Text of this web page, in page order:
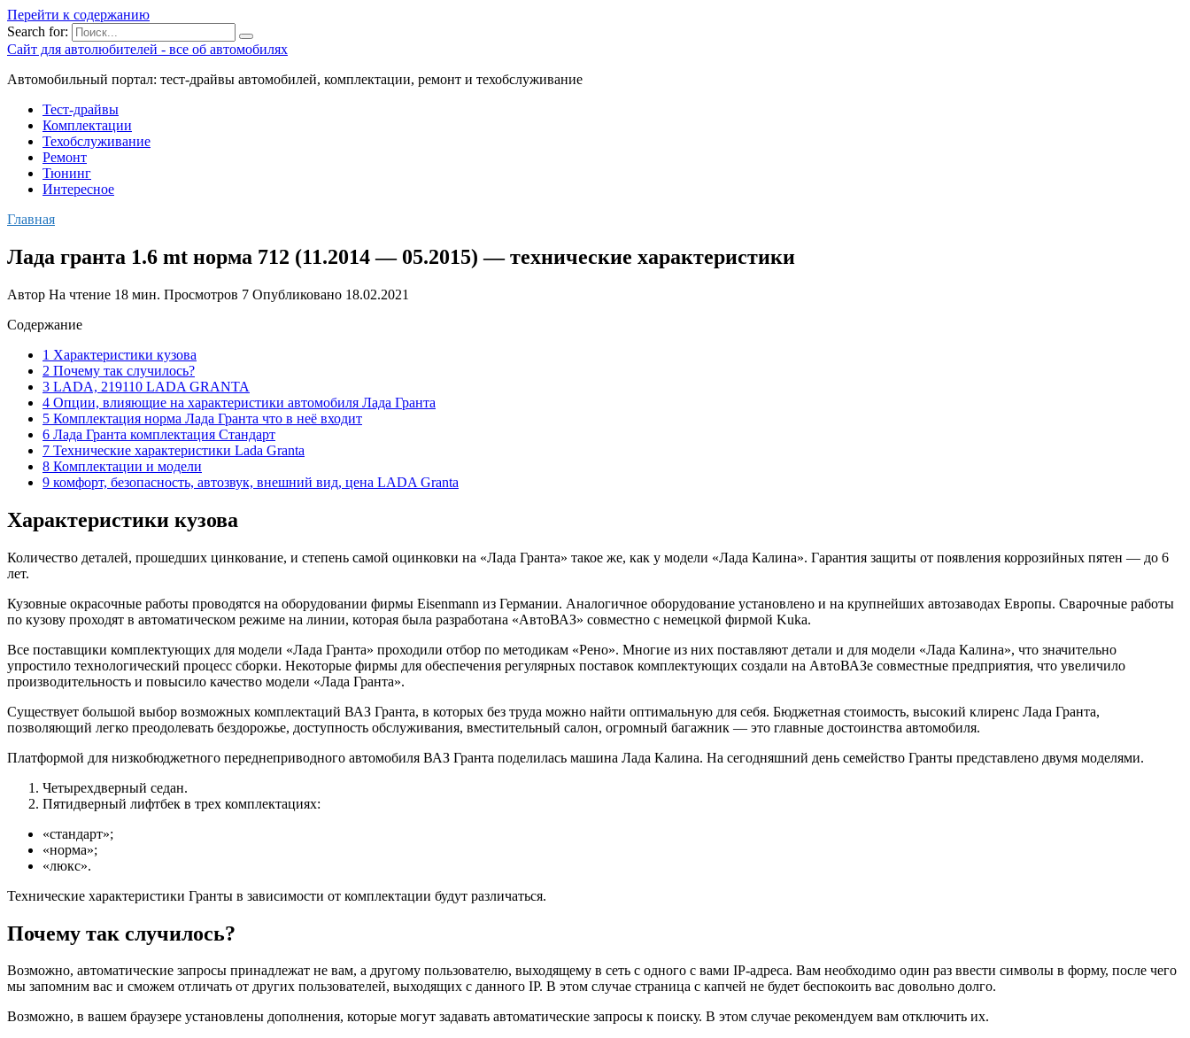
Перейти к содержанию
Search for:
Сайт для автолюбителей - все об автомобилях
Автомобильный портал: тест-драйвы автомобилей, комплектации, ремонт и техобслуживание
Тест-драйвы
Комплектации
Техобслуживание
Ремонт
Тюнинг
Интересное
Главная
Лада гранта 1.6 mt норма 712 (11.2014 — 05.2015) — технические характеристики
Автор На чтение 18 мин. Просмотров 7 Опубликовано 18.02.2021
Содержание
1 Характеристики кузова
2 Почему так случилось?
3 LADA, 219110 LADA GRANTA
4 Опции, влияющие на характеристики автомобиля Лада Гранта
5 Комплектация норма Лада Гранта что в неё входит
6 Лада Гранта комплектация Стандарт
7 Технические характеристики Lada Granta
8 Комплектации и модели
9 комфорт, безопасность, автозвук, внешний вид, цена LADA Granta
Характеристики кузова
Количество деталей, прошедших цинкование, и степень самой оцинковки на «Лада Гранта» такое же, как у модели «Лада Калина». Гарантия защиты от появления коррозийных пятен — до 6
лет.
Кузовные окрасочные работы проводятся на оборудовании фирмы Eisenmann из Германии. Аналогичное оборудование установлено и на крупнейших автозаводах Европы. Сварочные работы
по кузову проходят в автоматическом режиме на линии, которая была разработана «АвтоВАЗ» совместно с немецкой фирмой Kuka.
Все поставщики комплектующих для модели «Лада Гранта» проходили отбор по методикам «Рено». Многие из них поставляют детали и для модели «Лада Калина», что значительно
упростило технологический процесс сборки. Некоторые фирмы для обеспечения регулярных поставок комплектующих создали на АвтоВАЗе совместные предприятия, что увеличило
производительность и повысило качество модели «Лада Гранта».
Существует большой выбор возможных комплектаций ВАЗ Гранта, в которых без труда можно найти оптимальную для себя. Бюджетная стоимость, высокий клиренс Лада Гранта,
позволяющий легко преодолевать бездорожье, доступность обслуживания, вместительный салон, огромный багажник — это главные достоинства автомобиля.
Платформой для низкобюджетного переднеприводного автомобиля ВАЗ Гранта поделилась машина Лада Калина. На сегодняшний день семейство Гранты представлено двумя моделями.
Четырехдверный седан.
Пятидверный лифтбек в трех комплектациях:
«стандарт»;
«норма»;
«люкс».
Технические характеристики Гранты в зависимости от комплектации будут различаться.
Почему так случилось?
Возможно, автоматические запросы принадлежат не вам, а другому пользователю, выходящему в сеть с одного с вами IP-адреса. Вам необходимо один раз ввести символы в форму, после чего
мы запомним вас и сможем отличать от других пользователей, выходящих с данного IP. В этом случае страница с капчей не будет беспокоить вас довольно долго.
Возможно, в вашем браузере установлены дополнения, которые могут задавать автоматические запросы к поиску. В этом случае рекомендуем вам отключить их.